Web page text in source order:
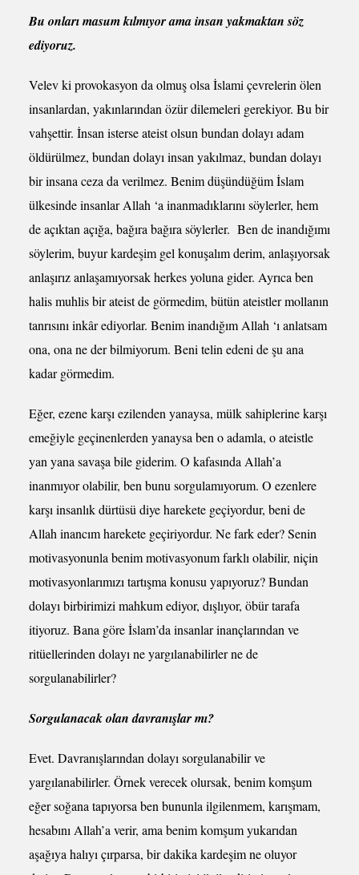
Bu onları masum kılmıyor ama insan yakmaktan söz
ediyoruz.
Velev ki provokasyon da olmuş olsa İslami çevrelerin ölen
insanlardan, yakınlarından özür dilemeleri gerekiyor. Bu bir
vahşettir. İnsan isterse ateist olsun bundan dolayı adam
öldürülmez, bundan dolayı insan yakılmaz, bundan dolayı
bir insana ceza da verilmez. Benim düşündüğüm İslam
ülkesinde insanlar Allah ‘a inanmadıklarını söylerler, hem
de açıktan açığa, bağıra bağıra söylerler. Ben de inandığımı
söylerim, buyur kardeşim gel konuşalım derim, anlaşıyorsak
anlaşırız anlaşamıyorsak herkes yoluna gider. Ayrıca ben
halis muhlis bir ateist de görmedim, bütün ateistler mollanın
tanrısını inkâr ediyorlar. Benim inandığım Allah ‘ı anlatsam
ona, ona ne der bilmiyorum. Beni telin edeni de şu ana
kadar görmedim.
Eğer, ezene karşı ezilenden yanaysa, mülk sahiplerine karşı
emeğiyle geçinenlerden yanaysa ben o adamla, o ateistle
yan yana savaşa bile giderim. O kafasında Allah’a
inanmıyor olabilir, ben bunu sorgulamıyorum. O ezenlere
karşı insanlık dürtüsü diye harekete geçiyordur, beni de
Allah inancım harekete geçiriyordur. Ne fark eder? Senin
motivasyonunla benim motivasyonum farklı olabilir, niçin
motivasyonlarımızı tartışma konusu yapıyoruz? Bundan
dolayı birbirimizi mahkum ediyor, dışlıyor, öbür tarafa
itiyoruz. Bana göre İslam’da insanlar inançlarından ve
ritüellerinden dolayı ne yargılanabilirler ne de
sorgulanabilirler?
Sorgulanacak olan davranışlar mı?
Evet. Davranışlarından dolayı sorgulanabilir ve
yargılanabilirler. Örnek verecek olursak, benim komşum
eğer soğana tapıyorsa ben bununla ilgilenmem, karışmam,
hesabını Allah’a verir, ama benim komşum yukarıdan
aşağıya halıyı çırparsa, bir dakika kardeşim ne oluyor